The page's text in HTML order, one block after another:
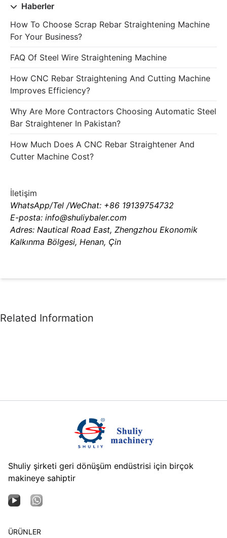
Haberler
How To Choose Scrap Rebar Straightening Machine
For Your Business?
FAQ Of Steel Wire Straightening Machine
How CNC Rebar Straightening And Cutting Machine
Improves Efficiency?
Why Are More Contractors Choosing Automatic Steel
Bar Straightener In Pakistan?
How Much Does A CNC Rebar Straightener And
Cutter Machine Cost?
İletişim
WhatsApp/Tel /WeChat: +86 19139754732
E-posta: info@shuliybaler.com
Adres: Nautical Road East, Zhengzhou Ekonomik
Kalkınma Bölgesi, Henan, Çin
Shuliy şirketi geri dönüşüm endüstrisi için birçok
makineye sahiptir
ÜRÜNLER